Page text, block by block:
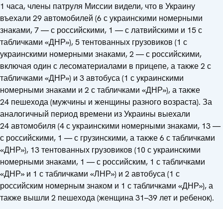
1 часа, члены патруля Миссии видели, что в Украину
въехали 29 автомобилей (6 с украинскими номерными
знаками, 7 — с российскими, 1 — с латвийскими и 15 с
табличками «ДНР»), 5 тентованных грузовиков (1 с
украинскими номерными знаками, 2 — с российскими,
включая один с лесоматериалами в прицепе, а также 2 с
табличками «ДНР») и 3 автобуса (1 с украинскими
номерными знаками и 2 с табличками «ДНР»), а также
24 пешехода (мужчины и женщины разного возраста). За
аналогичный период времени из Украины выехали
24 автомобиля (4 с украинскими номерными знаками, 13 —
с российскими, 1 — с грузинскими, а также 6 с табличками
«ДНР»), 13 тентованных грузовиков (10 с украинскими
номерными знаками, 1 — с российским, 1 с табличками
«ДНР» и 1 с табличками «ЛНР») и 2 автобуса (1 с
российским номерным знаком и 1 с табличками «ДНР»), а
также вышли 2 пешехода (женщина 31–39 лет и ребенок).